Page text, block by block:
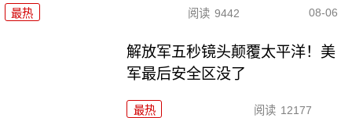
最热 阅读 9442 08-06
解放军五秒镜头颠覆太平洋！美
军最后安全区没了
最热 阅读 12177